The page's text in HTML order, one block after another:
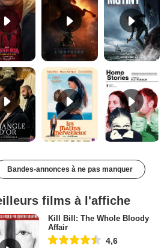
Les Matins merveilleux Bande-annonce VF Home stories Bande-annonce VO STFR
Bandes-annonces à ne pas manquer
films à l'affiche
Kill Bill: The Whole Bloody
Affair
4,6